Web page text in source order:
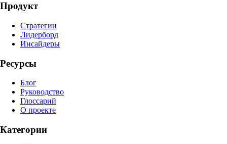
Продукт
Стратегии
Лидерборд
Инсайдеры
Ресурсы
Блог
Руководство
Глоссарий
О проекте
Категории